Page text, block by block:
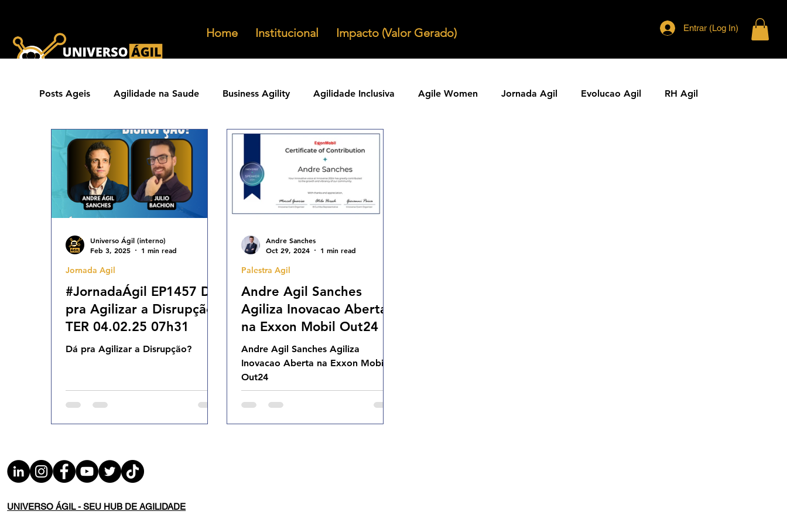
Home Institucional Impacto (Valor Gerado) Entrar (Log In)
Posts Ageis Agilidade na Saude Business Agility Agilidade Inclusiva Agile Women Jornada Agil Evolucao Agil RH Agil
Ferramentas Ageis Carreiras Ageis Agilidade em Produtos
Agilidade Jurídica Vendas Ágeis Eventos Ageis
Agilidade ESG Metodos Ageis
#JornadaÁgil EP1457 Dá
pra Agilizar a Disrupção?
TER 04.02.25 07h31
Dá pra Agilizar a Disrupção?
Jornada Agil
Universo Ágil (interno)
Feb 3, 2025
1 min read
Andre Agil Sanches
Agiliza Inovacao Aberta
na Exxon Mobil Out24
Andre Agil Sanches Agiliza
Inovacao Aberta na Exxon Mobil
Out24
Palestra Agil
Andre Sanches
Oct 29, 2024
1 min read
UNIVERSO ÁGIL - SEU HUB DE AGILIDADE